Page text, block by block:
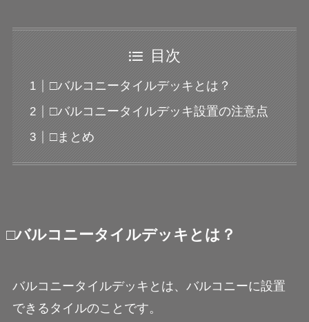
目次
□バルコニータイルデッキとは？
□バルコニータイルデッキ設置の注意点
□まとめ
□バルコニータイルデッキとは？
バルコニータイルデッキとは、バルコニーに設置
できるタイルのことです。